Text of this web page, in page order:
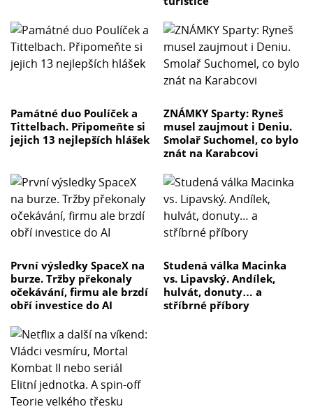
Památné duo Poulíček a
Tittelbach. Připomeňte si
jejich 13 nejlepších hlášek
ZNÁMKY Sparty: Ryneš
musel zaujmout i Deniu.
Smolař Suchomel, co bylo
znát na Karabcovi
První výsledky SpaceX na
burze. Tržby překonaly
očekávání, firmu ale brzdí
obří investice do AI
Studená válka Macinka
vs. Lipavský. Andílek,
hulvát, donuty… a
stříbrné příbory